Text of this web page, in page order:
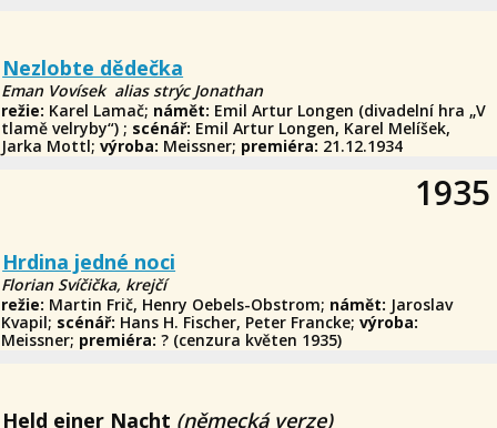
Nezlobte dědečka
Eman Vovísek alias strýc Jonathan
režie: Karel Lamač; námět: Emil Artur Longen (divadelní hra „V
tlamě velryby“) ; scénář: Emil Artur Longen, Karel Melíšek,
Jarka Mottl;výroba: Meissner; premiéra: 21.12.1934
1935
Hrdina jedné noci
Florian Svíčička, krejčí
režie: Martin Frič, Henry Oebels-Obstrom; námět: Jaroslav
Kvapil; scénář: Hans H. Fischer, Peter Francke;výroba:
Meissner; premiéra: ? (cenzura květen 1935)
Held einer Nacht (německá verze)